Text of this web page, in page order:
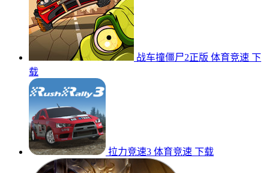
战车撞僵尸2正版 体育竞速 下
载
拉力竞速3 体育竞速 下载